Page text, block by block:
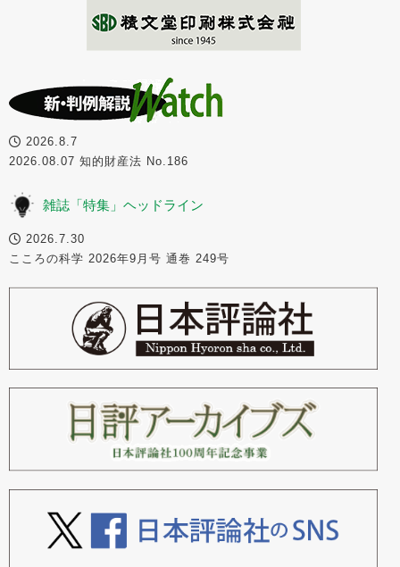
2026.8.7
2026.08.07 知的財産法 No.186
雑誌「特集」ヘッドライン
2026.7.30
こころの科学 2026年9月号 通巻 249号